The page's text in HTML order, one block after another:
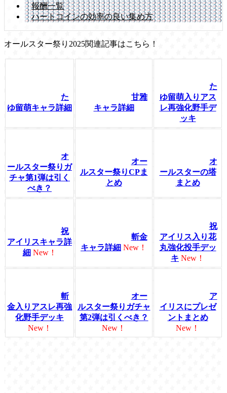
報酬一覧
ハートコインの効率の良い集め方
オールスター祭り2025関連記事はこちら！
た
ゆ留萌キャラ詳細
甘雅
キャラ詳細
た
ゆ留萌入りアス
レ再強化野手デ
ッキ
オ
ールスター祭りガ
チャ第1弾は引く
べき？
オー
ルスター祭りCPま
とめ
オ
ールスターの塔
まとめ
祝
アイリスキャラ詳
細 New！
斬金
キャラ詳細 New！
祝
アイリス入り花
丸強化投手デッ
キ New！
斬
金入りアスレ再強
化野手デッキ
New！
オー
ルスター祭りガチャ
第2弾は引くべき？
New！
ア
イリスにプレゼ
ントまとめ
New！